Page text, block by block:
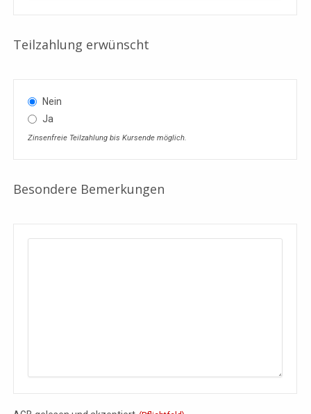
Teilzahlung erwünscht
Nein
Ja
Zinsenfreie Teilzahlung bis Kursende möglich.
Besondere Bemerkungen